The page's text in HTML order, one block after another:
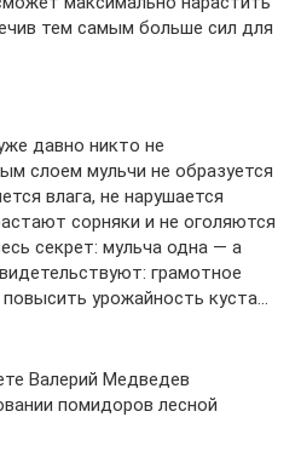
тем самым больше сил для
давно никто не
слоем мульчи не образуется
влага, не нарушается
сорняки и не оголяются
секрет: мульча одна — а
грамотное
урожайность куста…
Валерий Медведев
помидоров лесной